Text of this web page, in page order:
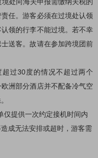
任。游客必须在过境处认领
领的行李不能过境。若不幸
送客。故请在参加跨境团前
超过30度的情况不超过两个
洲部分酒店并不配备冷气空
仅提供一次约定接机时间内
成无法安排或超时，游客需